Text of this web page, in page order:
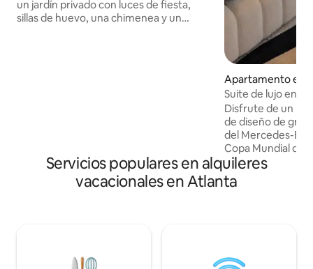
un jardín privado con luces de fiesta,
sillas de huevo, una chimenea y un
sorprender a nuestros huéspedes con
pequeños detalles adicionales para que
su estadía sea especial.
Apartamento en
anta
Suite de lujo en
Estadio Mercedes
Disfrute de un
de diseño de
del Mercedes-
Copa Mundial de
de ventanas del
con vista al
cuidados, acceso
Atlanta. Ya sea
Servicios populares en alquileres
vacacionales en Atlanta